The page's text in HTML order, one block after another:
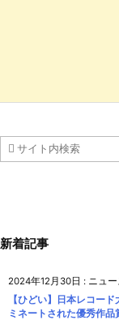
新着記事
2024年12月30日 : ニュ
【ひどい】日本レコー
ミネートされた優秀作